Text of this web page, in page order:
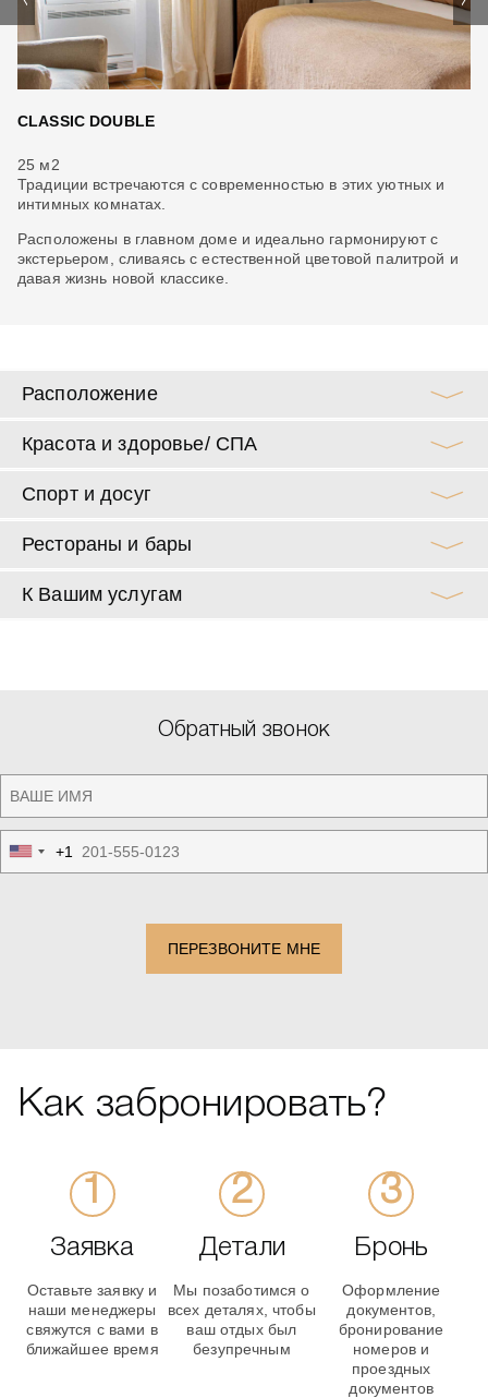
CLASSIC DOUBLE
25 м2
Традиции встречаются с современностью в этих уютных и
интимных комнатах.
Расположены в главном доме и идеально гармонируют с
экстерьером, сливаясь с естественной цветовой палитрой и
давая жизнь новой классике.
Расположение
Красота и здоровье/ СПА
Спорт и досуг
Рестораны и бары
К Вашим услугам
Обратный звонок
United
States
+1
ПЕРЕЗВОНИТЕ МНЕ
Как забронировать?
Заявка
Оставьте заявку и
наши менеджеры
свяжутся с вами в
ближайшее время
Детали
Мы позаботимся о
всех деталях, чтобы
ваш отдых был
безупречным
Бронь
Оформление
документов,
бронирование
номеров и
проездных
документов